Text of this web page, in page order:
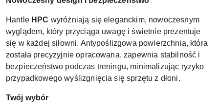
Hantle HPC wyróżniają się eleganckim, nowoczesnym
wyglądem, który przyciąga uwagę i świetnie prezentuje
się w każdej siłowni. Antypoślizgowa powierzchnia, która
została precyzyjnie opracowana, zapewnia stabilność i
bezpieczeństwo podczas treningu, minimalizując ryzyko
przypadkowego wyślizgnięcia się sprzętu z dłoni.
Twój wybór